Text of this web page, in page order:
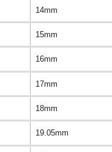
14mm
15mm
16mm
17mm
18mm
19.05mm